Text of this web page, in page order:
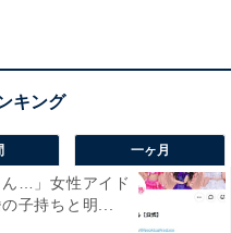
一ヶ月
ん…」女性アイド
子持ちと明...